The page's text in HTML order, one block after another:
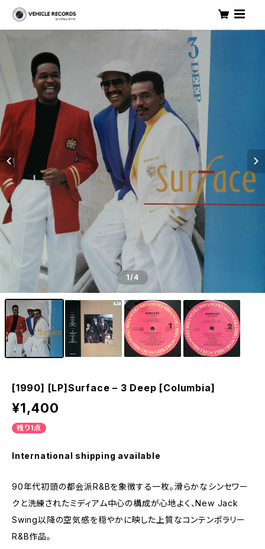
1/4
[1990] [LP]Surface – 3 Deep [Columbia]
¥1,400
残り1点
International shipping available
90年代初頭の都会派R&Bを象徴する一枚。滑らかなシンセワー
クと洗練されたミディアム中心の構成が心地よく、New Jack
Swing以降の空気感を穏やかに映した上質なコンテンポラリー
R&B作品。